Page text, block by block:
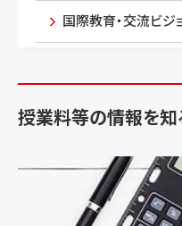
国際教育・交流ビジ
授業料等の情報を知